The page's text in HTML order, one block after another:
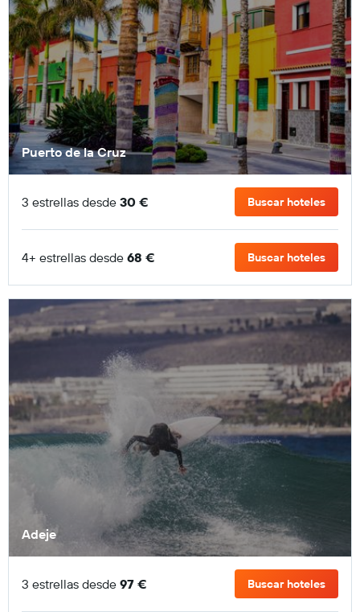
Puerto de la Cruz
3 estrellas desde 30 € Buscar hoteles
4+ estrellas desde 68 € Buscar hoteles
Adeje
3 estrellas desde 97 € Buscar hoteles